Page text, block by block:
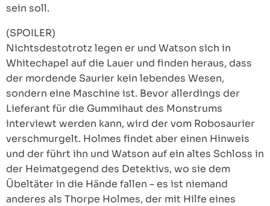
sein soll.
(SPOILER)
Nichtsdestotrotz legen er und Watson sich in
Whitechapel auf die Lauer und finden heraus, dass
der mordende Saurier kein lebendes Wesen,
sondern eine Maschine ist. Bevor allerdings der
Lieferant für die Gummihaut des Monstrums
interviewt werden kann, wird der vom Robosaurier
verschmurgelt. Holmes findet aber einen Hinweis
und der führt ihn und Watson auf ein altes Schloss in
der Heimatgegend des Detektivs, wo sie dem
Übeltäter in die Hände fallen – es ist niemand
anderes als Thorpe Holmes, der mit Hilfe eines